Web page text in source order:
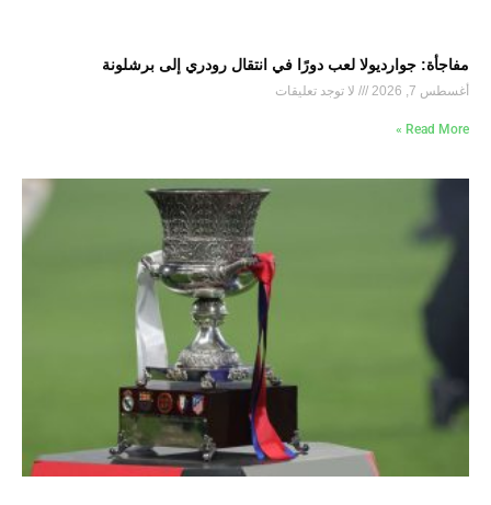
مفاجأة: جوارديولا لعب دورًا في انتقال رودري إلى برشلونة
أغسطس 7, 2026 لا توجد تعليقات
Read More »